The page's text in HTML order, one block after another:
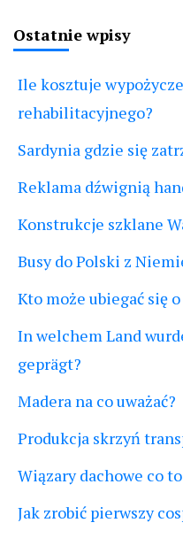
Ostatnie wpisy
Ile kosztuje
rehabilitacyjnego?
Sardynia gdzie się
Reklama dźwignią
Konstrukcje szklane
Busy do Polski z
Kto może ubiegać się
In welchem Land
geprägt?
Madera na co uważać?
Produkcja skrzyń
Wiązary dachowe co
Jak zrobić pierwszy